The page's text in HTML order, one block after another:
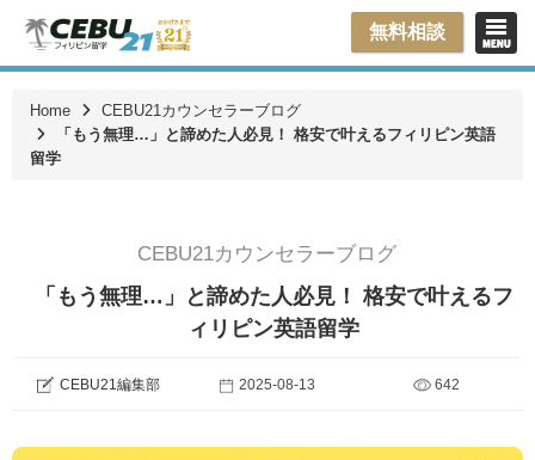
無料相談
Home
CEBU21カウンセラーブログ
「もう無理…」と諦めた人必見！ 格安で叶えるフィリピン英語
留学
CEBU21カウンセラーブログ
「もう無理…」と諦めた人必見！ 格安で叶えるフ
ィリピン英語留学
CEBU21編集部 2025-08-13 642